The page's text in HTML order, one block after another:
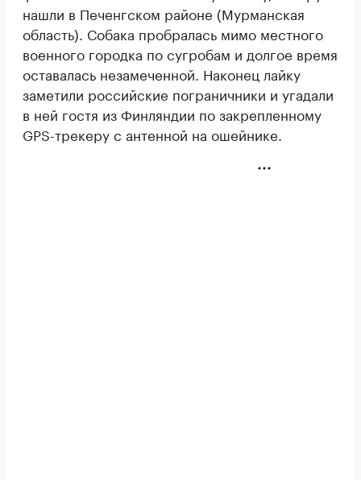
нашли в Печенгском районе (Мурманская
область). Собака пробралась мимо местного
военного городка по сугробам и долгое время
оставалась незамеченной. Наконец лайку
заметили российские пограничники и угадали
в ней гостя из Финляндии по закрепленному
GPS-трекеру с антенной на ошейнике.